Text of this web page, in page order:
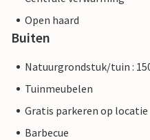
Open haard
Buiten
Natuurgrondstuk/tuin :
Tuinmeubelen
Gratis parkeren op locatie
Barbecue